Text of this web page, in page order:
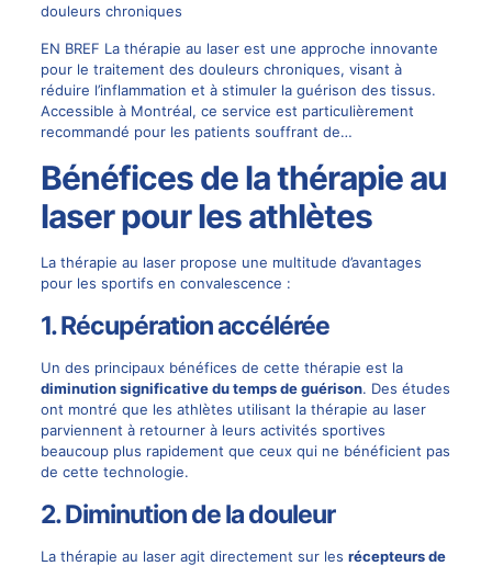
douleurs chroniques
EN BREF La thérapie au laser est une approche innovante
pour le traitement des douleurs chroniques, visant à
réduire l’inflammation et à stimuler la guérison des tissus.
Accessible à Montréal, ce service est particulièrement
recommandé pour les patients souffrant de…
Bénéfices de la thérapie au
laser pour les athlètes
La thérapie au laser propose une multitude d’avantages
pour les sportifs en convalescence :
1. Récupération accélérée
Un des principaux bénéfices de cette thérapie est la
diminution significative du temps de guérison. Des études
ont montré que les athlètes utilisant la thérapie au laser
parviennent à retourner à leurs activités sportives
beaucoup plus rapidement que ceux qui ne bénéficient pas
de cette technologie.
2. Diminution de la douleur
La thérapie au laser agit directement sur les récepteurs de